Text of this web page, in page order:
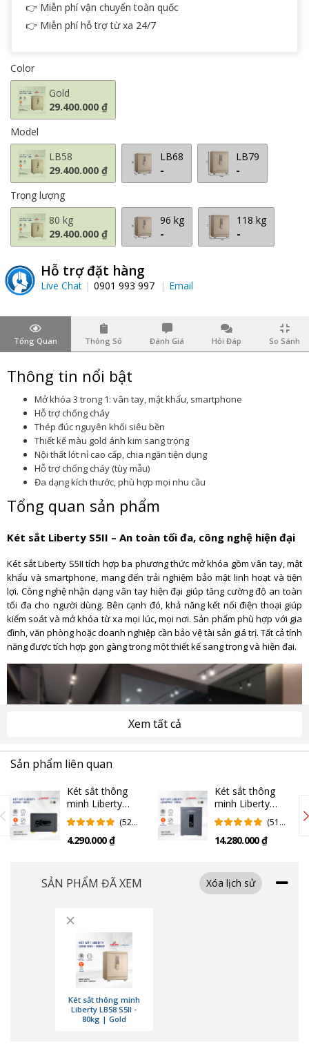
👉 Miễn phí vận chuyển toàn quốc
👉 Miễn phí hỗ trợ từ xa 24/7
Color
Gold
29.400.000 ₫
Model
LB58
29.400.000 ₫
LB68
-
LB79
-
Trọng lượng
80 kg
29.400.000 ₫
96 kg
-
118 kg
-
Hỗ trợ đặt hàng
Live Chat 0901 993 997 Email
Tổng Quan Thông Số Đánh Giá Hỏi Đáp So Sánh
Thông tin nổi bật
Mở khóa 3 trong 1: vân tay, mật khẩu, smartphone
Hỗ trợ chống cháy
Thép đúc nguyên khối siêu bền
Thiết kế màu gold ánh kim sang trọng
Nội thất lót nỉ cao cấp, chia ngăn tiện dụng
Hỗ trợ chống cháy (tùy mẫu)
Đa dạng kích thước, phù hợp mọi nhu cầu
Tổng quan sản phẩm
Két sắt Liberty S5II – An toàn tối đa, công nghệ hiện đại
Két sắt Liberty S5II tích hợp ba phương thức mở khóa gồm vân tay, mật
khẩu và smartphone, mang đến trải nghiệm bảo mật linh hoạt và tiện
lợi. Công nghệ nhận dạng vân tay hiện đại giúp tăng cường độ an toàn
tối đa cho người dùng. Bên cạnh đó, khả năng kết nối điện thoại giúp
kiểm soát và mở khóa từ xa mọi lúc, mọi nơi. Sản phẩm phù hợp với gia
đình, văn phòng hoặc doanh nghiệp cần bảo vệ tài sản giá trị. Tất cả tính
năng được tích hợp gọn gàng trong một thiết kế sang trọng và hiện đại.
Công nghệ mở khóa đa dạng, tiện lợi
giữa bảo mật và tiện dụng. Việc hỗ trợ nhiều phương thức mở khóa giúp
người dùng linh hoạt trong mọi tình huống sử dụng – từ cá nhân đến
doanh nghiệp. Dù ở nhà hay vắng mặt, bạn vẫn có thể kiểm soát két an
toàn. Đây là một trong những điểm cộng lớn nhất khiến Liberty S5II
được nhiều người tin dùng.
Các phương thức mở khóa bao gồm
Vân tay sinh trắc học:
Xem tất cả
Sản phẩm liên quan
Két sắt thông
minh Liberty
LB30S - 18kg |
Gray
(52
4.290.000 ₫
Két sắt thông
minh Liberty
LB50PRO - 70kg
| Gray
(51
Giá)
14.280.000 ₫
SẢN PHẨM ĐÃ XEM Xóa lịch sử
×
Két sắt thông minh
Liberty LB58 S5II -
80kg | Gold